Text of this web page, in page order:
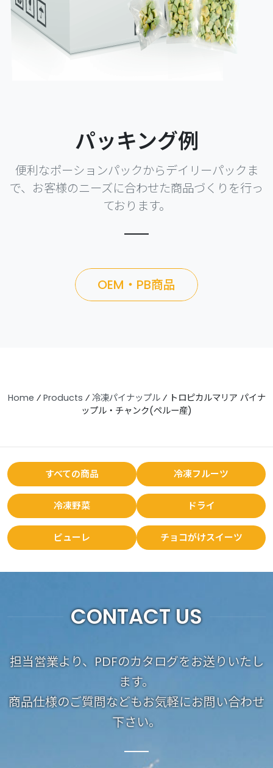
パッキング例
便利なポーションパックからデイリーパックま
で、お客様のニーズに合わせた商品づくりを行っ
ております。
OEM・PB商品
Home ⁄ Products ⁄ 冷凍パイナップル⁄ トロピカルマリア パイナ
ップル・チャンク(ペルー産)
すべての商品 冷凍フルーツ
冷凍野菜 ドライ
ピューレ チョコがけスイーツ
CONTACT US
担当営業より、PDFのカタログをお送りいたし
ます。
商品仕様のご質問などもお気軽にお問い合わせ
下さい。